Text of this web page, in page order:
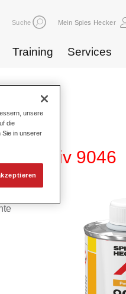
Suche Mein Spies Hecker
Training Services
Additiv 9046
unsere
die
Sie in unserer